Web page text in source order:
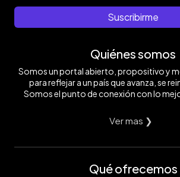
Suscribirme
Quiénes somos
Somos un portal abierto, propositivo y
para reflejar a un país que avanza, se
Somos el punto de conexión con lo
Ver mas ❯
Qué ofrecemos